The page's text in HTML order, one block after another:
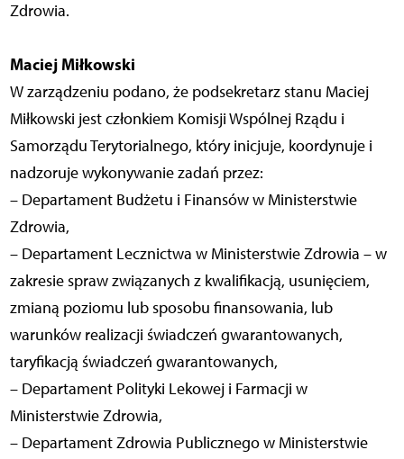
Zdrowia.
Maciej Miłkowski
W zarządzeniu podano, że podsekretarz stanu Maciej
Miłkowski jest członkiem Komisji Wspólnej Rządu i
Samorządu Terytorialnego, który inicjuje, koordynuje i
nadzoruje wykonywanie zadań przez:
– Departament Budżetu i Finansów w Ministerstwie
Zdrowia,
– Departament Lecznictwa w Ministerstwie Zdrowia – w
zakresie spraw związanych z kwalifikacją, usunięciem,
zmianą poziomu lub sposobu finansowania, lub
warunków realizacji świadczeń gwarantowanych,
taryfikacją świadczeń gwarantowanych,
– Departament Polityki Lekowej i Farmacji w
Ministerstwie Zdrowia,
– Departament Zdrowia Publicznego w Ministerstwie